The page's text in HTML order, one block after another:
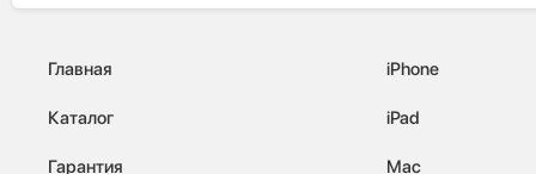
Главная
Каталог
Гарантия
iPhone
iPad
Mac